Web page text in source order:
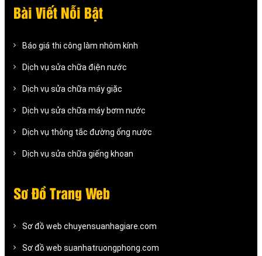
Bài Viết Nỗi Bật
Báo giá thi công làm nhôm kính
Dịch vụ sửa chữa điện nước
Dịch vụ sửa chữa máy giặc
Dịch vụ sửa chữa máy bơm nước
Dịch vụ thông tắc đường ống nước
Dịch vụ sửa chữa giếng khoan
Sơ Đồ Trang Web
Sơ đồ web chuyensuanhagiare.com
Sơ đồ web suanhatruongphong.com